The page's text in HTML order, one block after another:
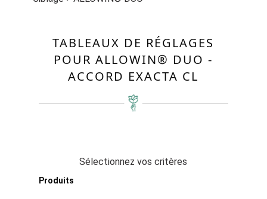
TABLEAUX DE RÉGLAGES
POUR ALLOWIN® DUO -
ACCORD EXACTA CL
Sélectionnez vos critères
Produits